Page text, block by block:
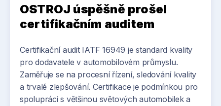
OSTROJ úspěšně prošel
certifikačním auditem
Certifikační audit IATF 16949 je standard kvality
pro dodavatele v automobilovém průmyslu.
Zaměřuje se na procesní řízení, sledování kvality
a trvalé zlepšování. Certifikace je podmínkou pro
spolupráci s většinou světových automobilek a